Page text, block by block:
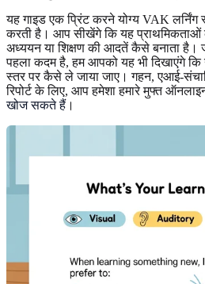
यह गाइड एक प्रिंट करने योग्य VAK
करती है। आप सीखेंगे कि यह
अध्ययन या शिक्षण की आदतें कैसे बनाता है।
पहला कदम है, हम आपको यह भी दिखाएंगे कि
स्तर पर कैसे ले जाया जाए। गहन, एआई-
रिपोर्ट के लिए, आप हमेशा हमारे मुफ्त
खोज सकते हैं ।